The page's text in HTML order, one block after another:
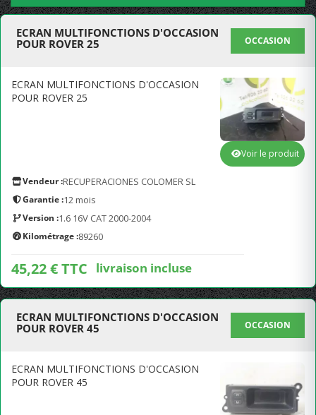
ECRAN MULTIFONCTIONS D'OCCASION
POUR ROVER 25
OCCASION
ECRAN MULTIFONCTIONS D'OCCASION
POUR ROVER 25
Vendeur :RECUPERACIONES COLOMER SL
Garantie :12 mois
Version :1.6 16V CAT 2000-2004
Kilométrage :89260
45,22 € TTC livraison incluse
Voir le produit
ECRAN MULTIFONCTIONS D'OCCASION
POUR ROVER 45
OCCASION
ECRAN MULTIFONCTIONS D'OCCASION
POUR ROVER 45